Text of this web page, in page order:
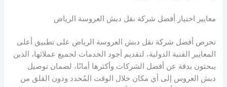
معايير اختيار أفضل شركة نقل دبش العروسة الرياض
تحرص أفضل شركة نقل دبش العروسة الرياض على تطبيق أعلى
المعايير الفنية الدولية، لتقديم أجود الخدمات لجميع عملائها، الذين
يبحثون بدقة عن أفضل الشركات وأكثرها أمانًا، لضمان توصيل
دبش العروس إلى أي مكان خلال الوقت المُحدد ودون القلق من